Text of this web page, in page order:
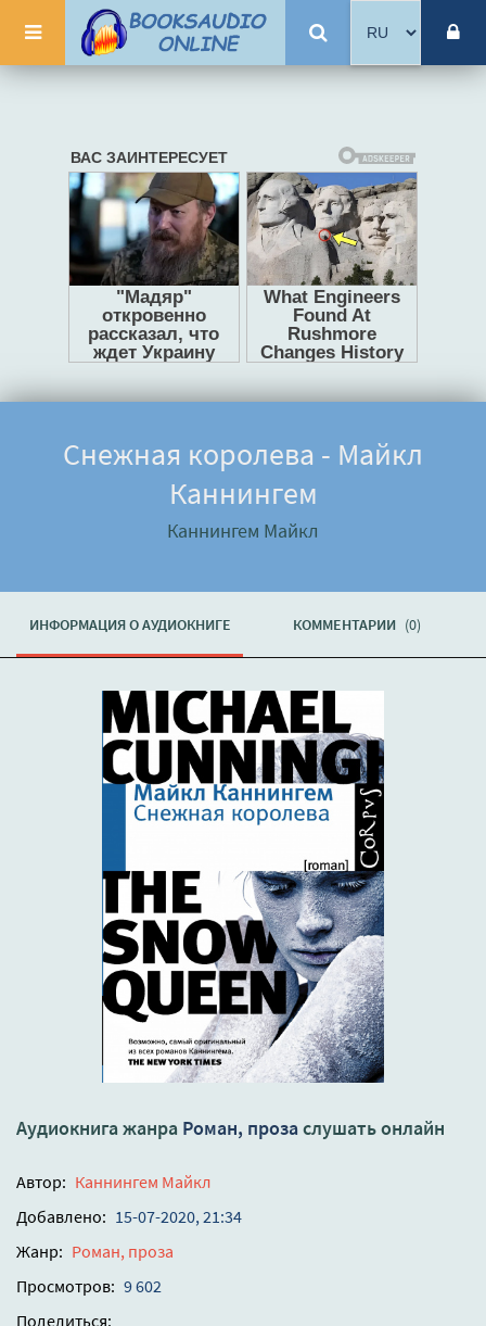
Снежная королева - Майкл
Каннингем
Каннингем Майкл
ИНФОРМАЦИЯ О АУДИОКНИГЕ КОММЕНТАРИИ (0)
Аудиокнига жанра Роман, прозаслушать онлайн
Автор: Каннингем Майкл
Добавлено: 15-07-2020, 21:34
Жанр: Роман, проза
Просмотров: 9 602
Поделиться: